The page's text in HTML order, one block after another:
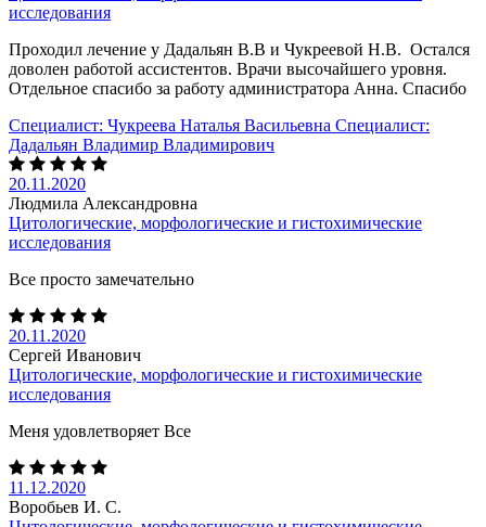
исследования
Проходил лечение у Дадальян В.В и Чукреевой Н.В. Остался
доволен работой ассистентов. Врачи высочайшего уровня.
Отдельное спасибо за работу администратора Анна. Спасибо
Специалист: Чукреева Наталья Васильевна Специалист:
Дадальян Владимир Владимирович
20.11.2020
Людмила Александровна
Цитологические, морфологические и гистохимические
исследования
Все просто замечательно
20.11.2020
Сергей Иванович
Цитологические, морфологические и гистохимические
исследования
Меня удовлетворяет Все
11.12.2020
Воробьев И. С.